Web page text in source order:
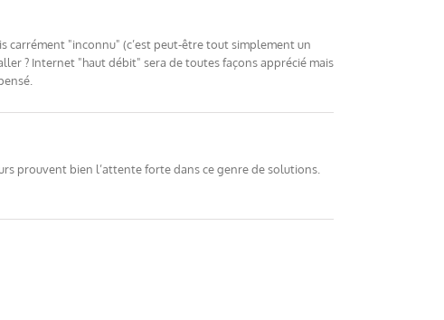
carrément "inconnu" (c’est peut-être tout simplement un
? Internet "haut débit" sera de toutes façons apprécié mais
prouvent bien l’attente forte dans ce genre de solutions.